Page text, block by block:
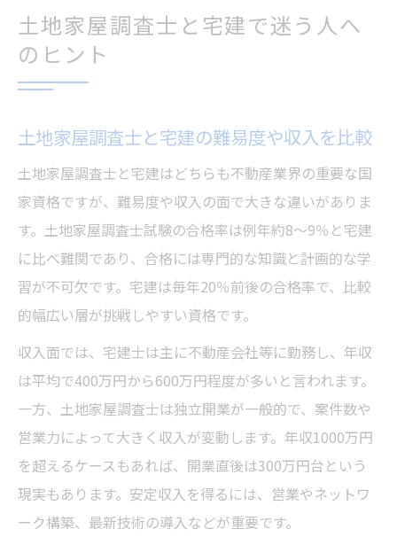
土地家屋調査士と宅建で迷う人へ
のヒント
土地家屋調査士と宅建の難易度や収入を比較
土地家屋調査士と宅建はどちらも不動産業界の重要な国
家資格ですが、難易度や収入の面で大きな違いがありま
す。土地家屋調査士試験の合格率は例年約8〜9％と宅建
に比べ難関であり、合格には専門的な知識と計画的な学
習が不可欠です。宅建は毎年20％前後の合格率で、比較
的幅広い層が挑戦しやすい資格です。
収入面では、宅建士は主に不動産会社等に勤務し、年収
は平均で400万円から600万円程度が多いと言われます。
一方、土地家屋調査士は独立開業が一般的で、案件数や
営業力によって大きく収入が変動します。年収1000万円
を超えるケースもあれば、開業直後は300万円台という
現実もあります。安定収入を得るには、営業やネットワ
ーク構築、最新技術の導入などが重要です。